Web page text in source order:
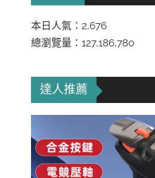
本日人氣：2,676
總瀏覽量：127,186,780
達人推薦